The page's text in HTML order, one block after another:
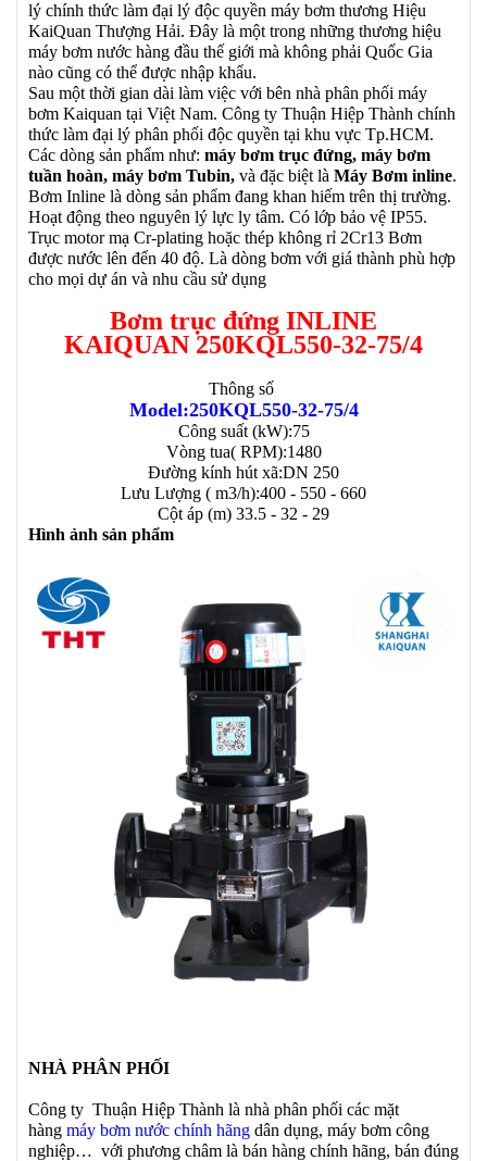
lý chính thức làm đại lý độc quyền máy bơm thương Hiệu
KaiQuan Thượng Hải. Đây là một trong những thương hiệu
máy bơm nước hàng đầu thế giới mà không phải Quốc Gia
nào cũng có thể được nhập khẩu.
Sau một thời gian dài làm việc với bên nhà phân phối máy
bơm Kaiquan tại Việt Nam. Công ty Thuận Hiệp Thành chính
thức làm đại lý phân phối độc quyền tại khu vực Tp.HCM.
Các dòng sản phẩm như: máy bơm trục đứng, máy bơm
tuần hoàn, máy bơm Tubin, và đặc biệt là Máy Bơm inline.
Bơm Inline là dòng sản phẩm đang khan hiếm trên thị trường.
Hoạt động theo nguyên lý lực ly tâm. Có lớp bảo vệ IP55.
Trục motor mạ Cr-plating hoặc thép không rỉ 2Cr13 Bơm
được nước lên đến 40 độ. Là dòng bơm với giá thành phù hợp
cho mọi dự án và nhu cầu sử dụng
Bơm trục đứng INLINE
KAIQUAN 250KQL550-32-75/4
Thông số
Model:250KQL550-32-75/4
Công suất (kW):75
Vòng tua( RPM):1480
Đường kính hút xã:DN 250
Lưu Lượng ( m3/h):400 - 550 - 660
Cột áp (m) 33.5 - 32 - 29
Hình ảnh sản phẩm
NHÀ PHÂN PHỐI
Công ty Thuận Hiệp Thành là nhà phân phối các mặt
hàng máy bơm nước chính hãng dân dụng, máy bơm công
nghiệp… với phương châm là bán hàng chính hãng, bán đúng